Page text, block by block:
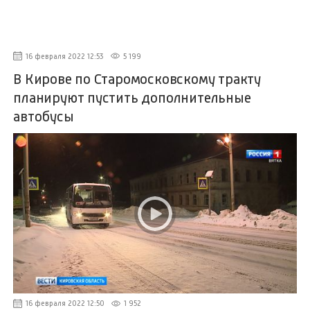
16 февраля 2022 12:53 5 199
В Кирове по Старомосковскому тракту
планируют пустить дополнительные
автобусы
16 февраля 2022 12:50 1 952